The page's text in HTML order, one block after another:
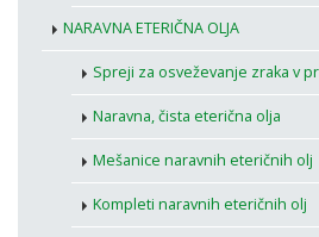
NARAVNA ETERIČNA OLJA
Spreji za osveževanje zraka v
Naravna, čista eterična olja
Mešanice naravnih eteričnih olj
Kompleti naravnih eteričnih olj